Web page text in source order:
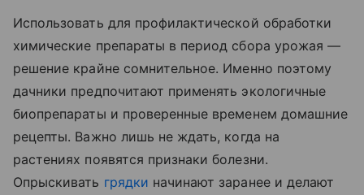
Использовать для профилактической обработки
химические препараты в период сбора урожая —
решение крайне сомнительное. Именно поэтому
дачники предпочитают применять экологичные
биопрепараты и проверенные временем домашние
рецепты. Важно лишь не ждать, когда на
растениях появятся признаки болезни.
Опрыскивать грядки начинают заранее и делают